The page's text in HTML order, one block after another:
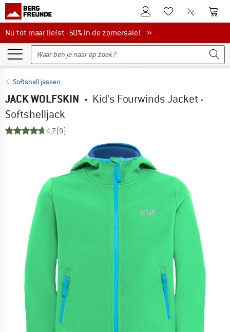
De klantenaccount
Naar deNaar de
Nu tot maar liefst -50% in de zomersale!
Nu tot maar liefst -50% in de zomersale! »
Softshell jassen
JACK WOLFSKIN - Kid's Fourwinds Jacket -
Softshelljack
4,7(9)